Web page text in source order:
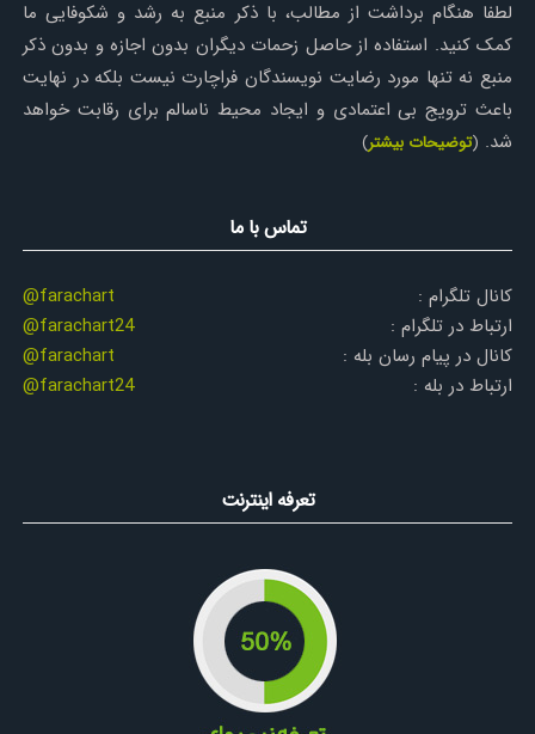
لطفا هنگام برداشت از مطالب، با ذکر منبع به رشد و شکوفایی ما
کمک کنید. استفاده از حاصل زحمات دیگران بدون اجازه و بدون ذکر
منبع نه تنها مورد رضایت نویسندگان فراچارت نیست بلکه در نهایت
باعث ترویج بی اعتمادی و ایجاد محیط ناسالم برای رقابت خواهد
شد. (توضیحات بیشتر)
تماس با ما
کانال تلگرام :
@farachart
ارتباط در تلگرام :
@farachart24
کانال در پیام رسان بله :
@farachart
ارتباط در بله :
@farachart24
تعرفه اینترنت